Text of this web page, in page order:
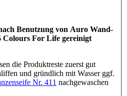
Benutzung von Auro Wand-
Colours For Life gereinigt
die Produktreste zuerst gut
und gründlich mit Wasser ggf.
Nr. 411 nachgewaschen